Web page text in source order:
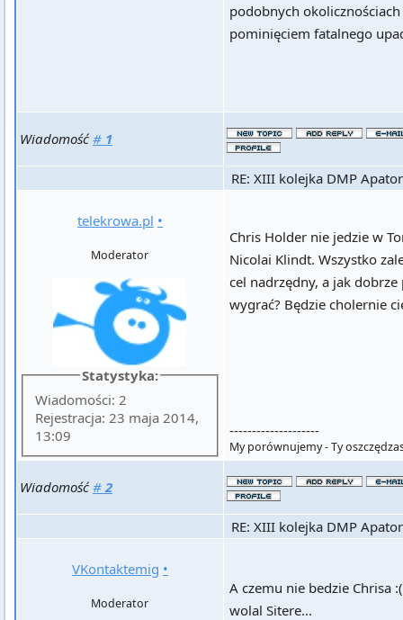
podobnych
pominięciem fatalnego
Wiadomość # 1
RE: XIII kolejka DMP
telekrowa.pl •
Moderator
Statystyka:
Wiadomości: 2
Rejestracja: 23 maja 2014,
13:09
Chris Holder nie jedzie w
Nicolai Klindt. Wszystko
cel nadrzędny, a jak
wygrać? Będzie cholernie
--------------------
My porównujemy - Ty
Wiadomość # 2
RE: XIII kolejka DMP
VKontaktemig •
Moderator
A czemu nie bedzie Chrisa
wolal Sitere...